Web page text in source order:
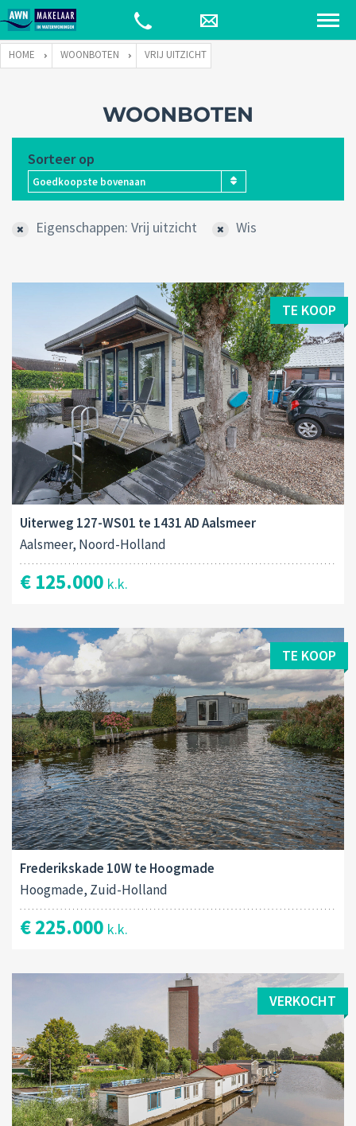
HOME WOONBOTEN VRIJ UITZICHT
WOONBOTEN
Sorteer op
Goedkoopste bovenaan
Eigenschappen: Vrij uitzicht Wis
TE KOOP
Uiterweg 127-WS01 te 1431 AD Aalsmeer
Aalsmeer, Noord-Holland
€ 125.000 k.k.
TE KOOP
Frederikskade 10W te Hoogmade
Hoogmade, Zuid-Holland
€ 225.000 k.k.
VERKOCHT